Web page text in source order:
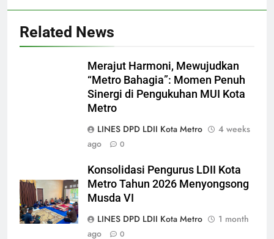
Related News
Merajut Harmoni, Mewujudkan
“Metro Bahagia”: Momen Penuh
Sinergi di Pengukuhan MUI Kota
Metro
LINES DPD LDII Kota Metro
4 weeks
ago
0
Konsolidasi Pengurus LDII Kota
Metro Tahun 2026 Menyongsong
Musda VI
LINES DPD LDII Kota Metro
1 month
ago
0
Keseruan 250 Penjelajah Cilik di
Pinang Barokah: Belajar Mandiri
Lewat Petualangan dan
DAERAH
Membentengi Moral Anak
Melalui Kamping Karakter
DAERAH DAKWAH
7
Membina Generasi Emas Sejak